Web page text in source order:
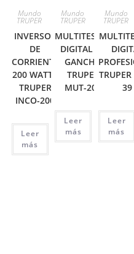
Mundo
TRUPER
INVERSOR
DE
CORRIENTE
200 WATTS
TRUPER
INCO-200
Leer
más
Mundo
TRUPER
MULTITESTER
DIGITAL DE
GANCHO
TRUPER
MUT-202
Leer
más
Mundo
TRUPER
39
Leer
más